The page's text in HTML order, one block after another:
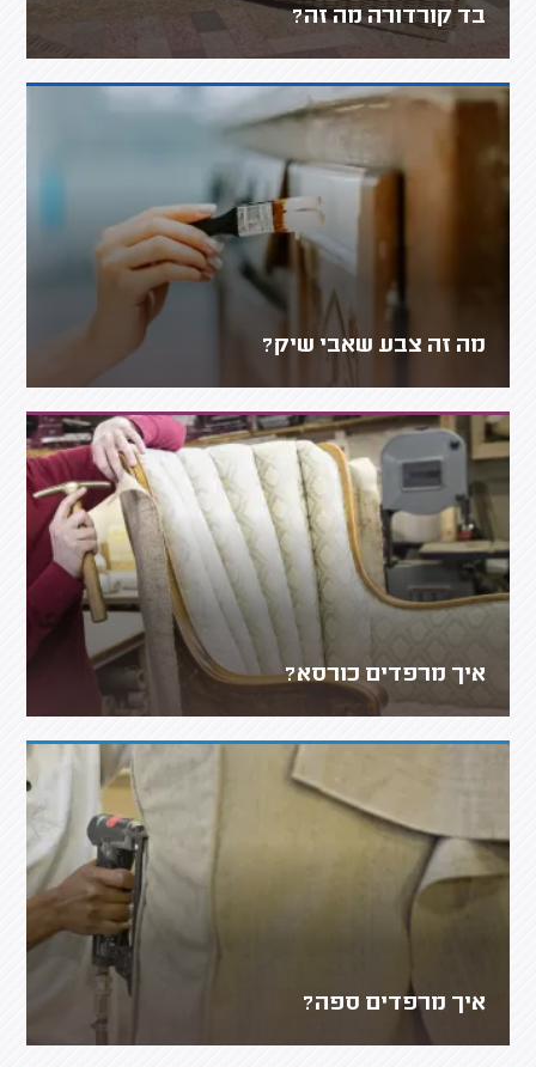
בד קורדורה מה זה?
מה זה צבע שאבי שיק?
איך מרפדים כורסא?
איך מרפדים ספה?